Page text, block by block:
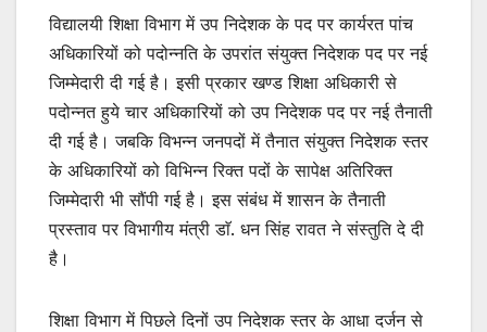
at
s
A
p
p
c
e
b
o
o
k
itt
er
विद्यालयी शिक्षा विभाग में उप निदेशक के पद पर कार्यरत पांच
अधिकारियों को पदोन्नति के उपरांत संयुक्त निदेशक पद पर नई
जिम्मेदारी दी गई है। इसी प्रकार खण्ड शिक्षा अधिकारी से
पदोन्नत हुये चार अधिकारियों को उप निदेशक पद पर नई तैनाती
दी गई है। जबकि विभन्न जनपदों में तैनात संयुक्त निदेशक स्तर
के अधिकारियों को विभिन्न रिक्त पदों के सापेक्ष अतिरिक्त
जिम्मेदारी भी सौंपी गई है। इस संबंध में शासन के तैनाती
प्रस्ताव पर विभागीय मंत्री डाॅ. धन सिंह रावत ने संस्तुति दे दी
है।
शिक्षा विभाग में पिछले दिनों उप निदेशक स्तर के आधा दर्जन से